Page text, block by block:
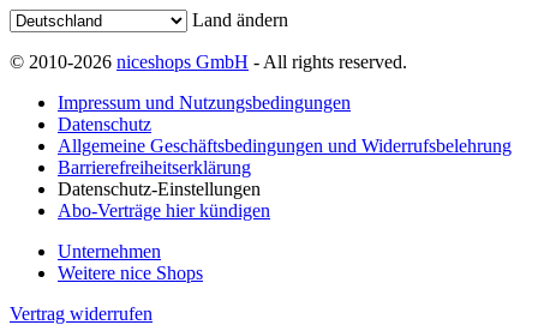
Land ändern
© 2010-2026 niceshops GmbH - All rights reserved.
Impressum und Nutzungsbedingungen
Datenschutz
Allgemeine Geschäftsbedingungen und Widerrufsbelehrung
Barrierefreiheitserklärung
Datenschutz-Einstellungen
Abo-Verträge hier kündigen
Unternehmen
Weitere nice Shops
Vertrag widerrufen